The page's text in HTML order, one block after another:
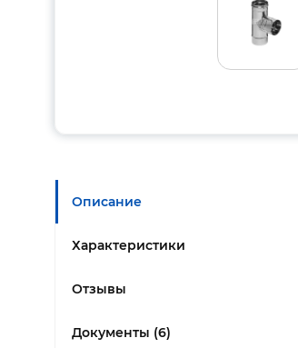
Описание
Характеристики
Отзывы
Документы (6)